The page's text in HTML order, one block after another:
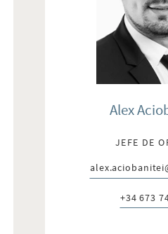
Alex
JEFE DE
E-post:
Telefon:
+34 673